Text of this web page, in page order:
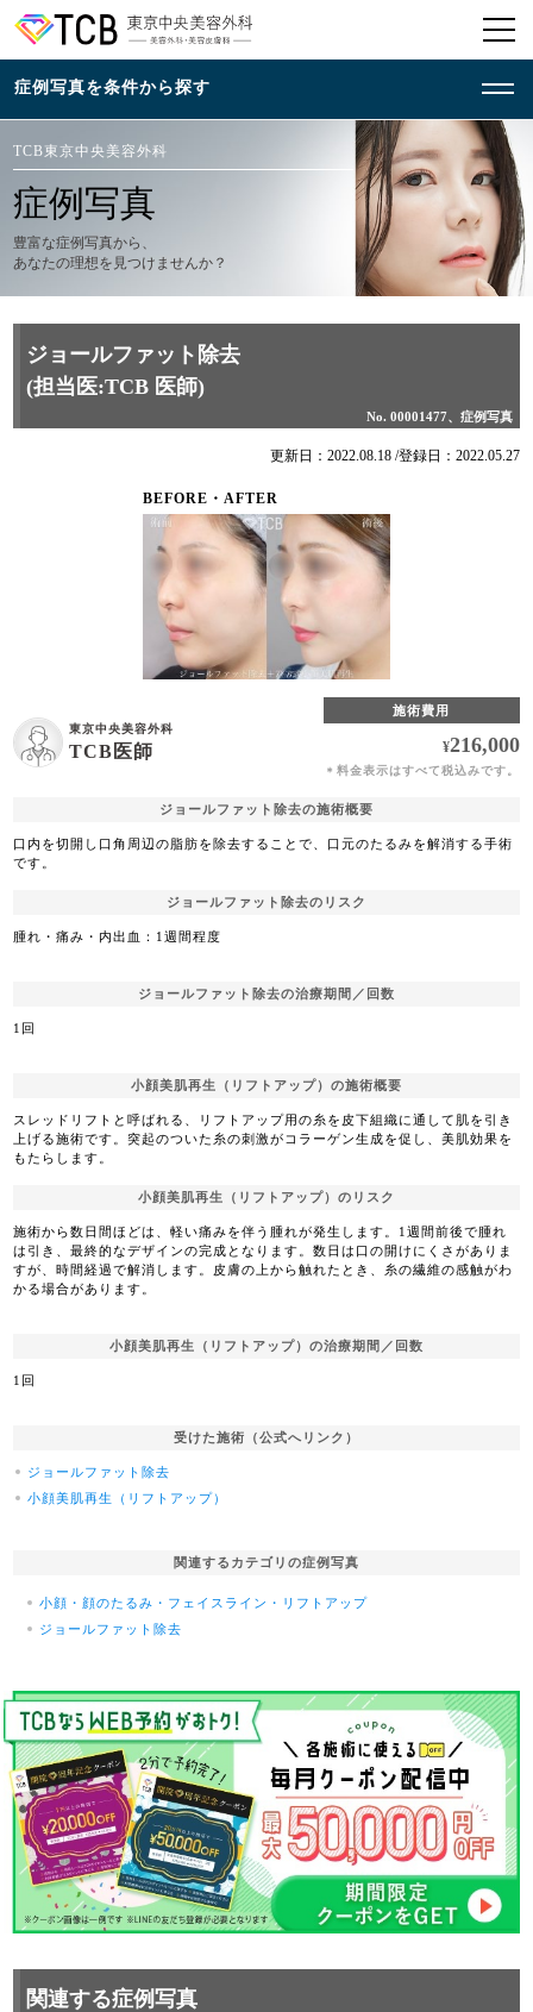
TCB東京中央美容外科
症例写真
豊富な症例写真から、
あなたの理想を見つけませんか？
ジョールファット除去
(担当医:TCB 医師)
No. 00001477、症例写真
更新日：2022.08.18 /登録日：2022.05.27
BEFORE・AFTER
東京中央美容外科
TCB医師
施術費用
¥216,000
＊ 料金表示はすべて税込みです。
ジョールファット除去の施術概要
口内を切開し口角周辺の脂肪を除去することで、口元のたるみを解消する手術
です。
ジョールファット除去のリスク
腫れ・痛み・内出血：1週間程度
ジョールファット除去の治療期間／回数
1回
小顔美肌再生（リフトアップ）の施術概要
スレッドリフトと呼ばれる、リフトアップ用の糸を皮下組織に通して肌を引き
上げる施術です。突起のついた糸の刺激がコラーゲン生成を促し、美肌効果を
もたらします。
小顔美肌再生（リフトアップ）のリスク
施術から数日間ほどは、軽い痛みを伴う腫れが発生します。1週間前後で腫れ
は引き、最終的なデザインの完成となります。数日は口の開けにくさがありま
すが、時間経過で解消します。皮膚の上から触れたとき、糸の繊維の感触がわ
かる場合があります。
小顔美肌再生（リフトアップ）の治療期間／回数
1回
受けた施術（公式へリンク）
ジョールファット除去
小顔美肌再生（リフトアップ）
関連するカテゴリの症例写真
小顔・顔のたるみ・フェイスライン・リフトアップ
ジョールファット除去
関連する症例写真